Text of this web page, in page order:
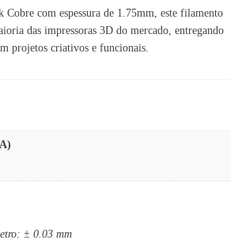
com espessura de 1.75mm, este filamento
das impressoras 3D do mercado, entregando
projetos criativos e funcionais.
± 0.03 mm